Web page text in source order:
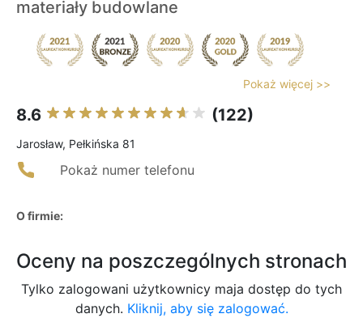
materiały budowlane
Pokaż więcej >>
8.6 (122)
Jarosław, Pełkińska 81
Pokaż numer telefonu
O firmie:
Oceny na poszczególnych stronach
Tylko zalogowani użytkownicy maja dostęp do tych
danych. Kliknij, aby się zalogować.